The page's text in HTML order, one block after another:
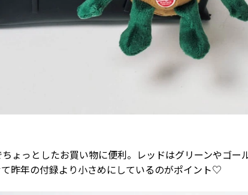
ょっとしたお買い物に便利。レッドはグリーンやゴー
昨年の付録より小さめにしているのがポイント♡